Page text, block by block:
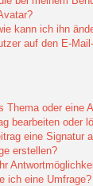
kann ich ihn
auf den E-
Thema oder eine
bearbeiten oder
eine Signatur
erstellen?
ich eine Umfrage?